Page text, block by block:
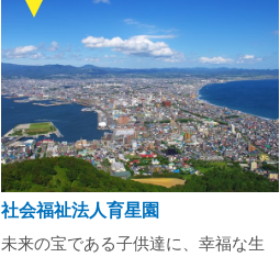
社会福祉法人育星園
未来の宝である子供達に、幸福な生